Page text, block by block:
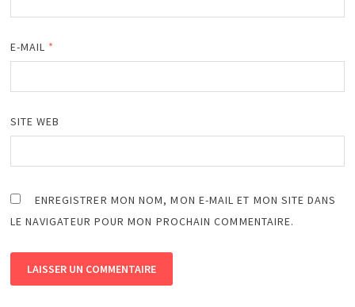
E-MAIL *
SITE WEB
ENREGISTRER MON NOM, MON E-MAIL ET MON SITE DANS
LE NAVIGATEUR POUR MON PROCHAIN COMMENTAIRE.